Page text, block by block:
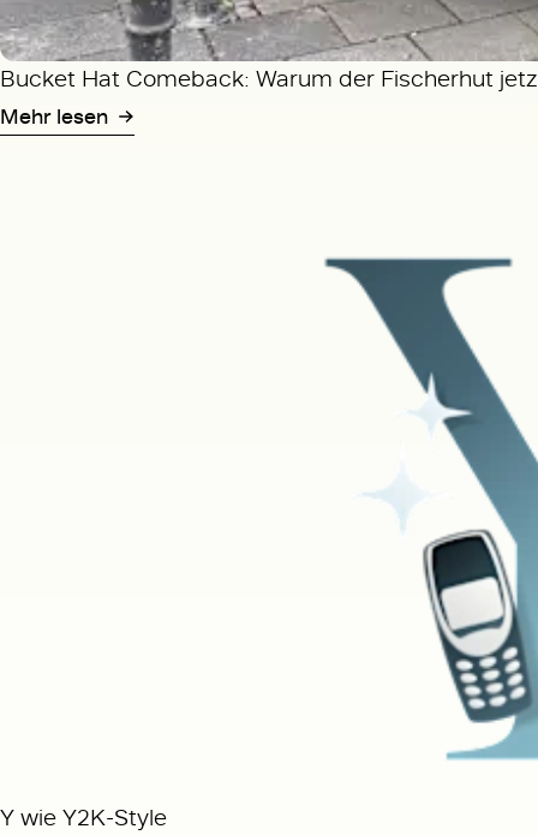
Bucket Hat Comeback: Warum der Fischerhut
Mehr lesen
Y wie Y2K-Style